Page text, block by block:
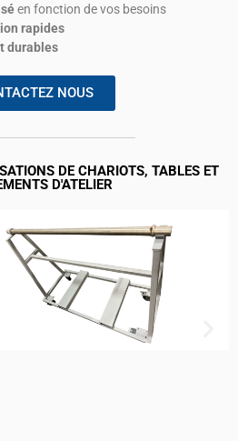
en fonction de vos besoins
rapides
durables
NOUS
DE CHARIOTS, TABLES ET
D'ATELIER